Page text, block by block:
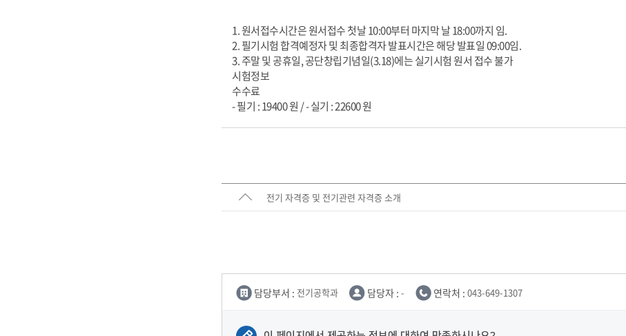
1. 원서접수시간은 원서접수 첫날 10:00부터 마지막 날 18:00까지 임.
2. 필기시험 합격예정자 및 최종합격자 발표시간은 해당 발표일 09:00임.
3. 주말 및 공휴일, 공단창립기념일(3.18)에는 실기시험 원서 접수 불가
시험정보
수수료
- 필기 : 19400 원 / - 실기 : 22600 원
전기 자격증 및 전기관련 자격증 소개
담당부서 : 전기공학과 담당자 : - 연락처 : 043-649-1307